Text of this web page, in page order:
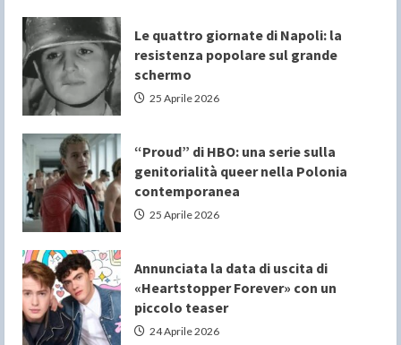
Le quattro giornate di Napoli: la
resistenza popolare sul grande
schermo
25 Aprile 2026
“Proud” di HBO: una serie sulla
genitorialità queer nella Polonia
contemporanea
25 Aprile 2026
Annunciata la data di uscita di
«Heartstopper Forever» con un
piccolo teaser
24 Aprile 2026